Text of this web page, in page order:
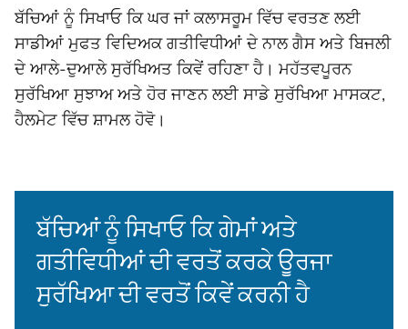
ਬੱਚਿਆਂ ਨੂੰ ਸਿਖਾਓ ਕਿ ਘਰ ਜਾਂ ਕਲਾਸਰੂਮ ਵਿੱਚ ਵਰਤਣ ਲਈ
ਸਾਡੀਆਂ ਮੁਫਤ ਵਿਦਿਅਕ ਗਤੀਵਿਧੀਆਂ ਦੇ ਨਾਲ ਗੈਸ ਅਤੇ ਬਿਜਲੀ
ਦੇ ਆਲੇ-ਦੁਆਲੇ ਸੁਰੱਖਿਅਤ ਕਿਵੇਂ ਰਹਿਣਾ ਹੈ। ਮਹੱਤਵਪੂਰਨ
ਸੁਰੱਖਿਆ ਸੁਝਾਅ ਅਤੇ ਹੋਰ ਜਾਣਨ ਲਈ ਸਾਡੇ ਸੁਰੱਖਿਆ ਮਾਸਕਟ,
ਹੈਲਮੇਟ ਵਿੱਚ ਸ਼ਾਮਲ ਹੋਵੋ।
ਬੱਚਿਆਂ ਨੂੰ ਸਿਖਾਓ ਕਿ ਗੇਮਾਂ ਅਤੇ
ਗਤੀਵਿਧੀਆਂ ਦੀ ਵਰਤੋਂ ਕਰਕੇ ਊਰਜਾ
ਸੁਰੱਖਿਆ ਦੀ ਵਰਤੋਂ ਕਿਵੇਂ ਕਰਨੀ ਹੈ